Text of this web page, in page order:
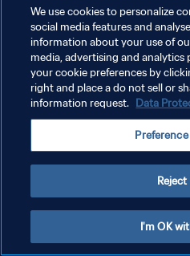
POLÍTICA DE PRIVACIDADE
TERMOS DE SERVIÇO
ADMINISTRAR AS PREFERÊNCIAS DE
We use cookies to personalize
social media features and
information about your use of
media, advertising and analytics
your cookie preferences by
right and place a do not sell or
information request. Data
Reject
I'm OK